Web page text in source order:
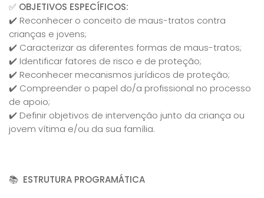
✅ OBJETIVOS ESPECÍFICOS:
✔️ Reconhecer o conceito de maus-tratos contra
crianças e jovens;
✔️ Caracterizar as diferentes formas de maus-tratos;
✔️ Identificar fatores de risco e de proteção;
✔️ Reconhecer mecanismos jurídicos de proteção;
✔️ Compreender o papel do/a profissional no processo
de apoio;
✔️ Definir objetivos de intervenção junto da criança ou
jovem vítima e/ou da sua família.
📚 ESTRUTURA PROGRAMÁTICA